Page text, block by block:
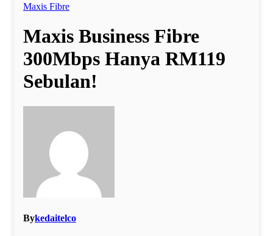
Maxis Fibre
Maxis Business Fibre
300Mbps Hanya RM119
Sebulan!
Bykedaitelco